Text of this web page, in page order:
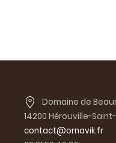
Domaine de
14200 Hérouville-
contact@ornavik.fr